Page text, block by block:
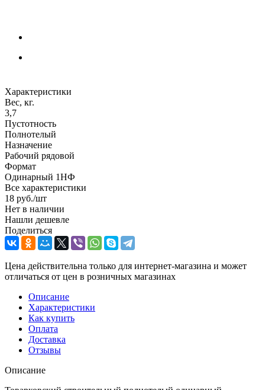
Характеристики
Вес, кг.
3,7
Пустотность
Полнотелый
Назначение
Рабочий рядовой
Формат
Одинарный 1НФ
Все характеристики
18 руб./шт
Нет в наличии
Нашли дешевле
Поделиться
Цена действительна только для интернет-магазина и может
отличаться от цен в розничных магазинах
Описание
Характеристики
Как купить
Оплата
Доставка
Отзывы
Описание